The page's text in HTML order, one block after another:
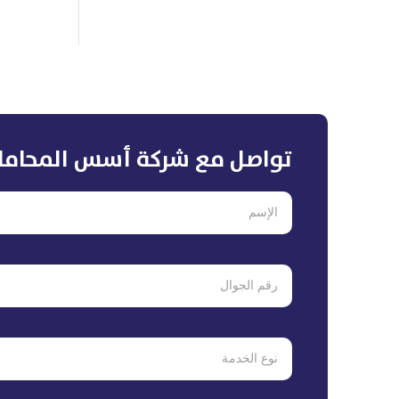
تواصل مع شركة أسس